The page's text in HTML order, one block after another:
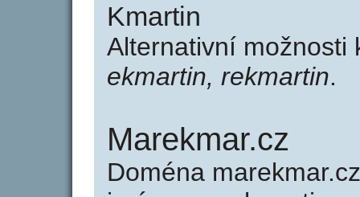
Kmartin
Alternativní
ekmartin, rekmartin.
Marekmar.cz
Doména